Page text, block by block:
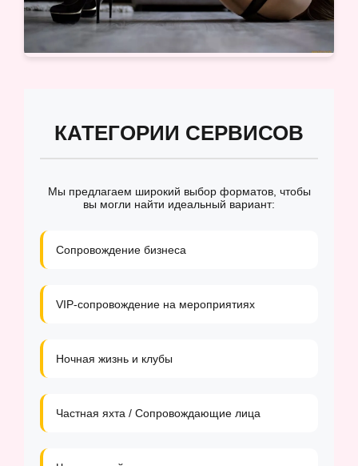
КАТЕГОРИИ СЕРВИСОВ
Мы предлагаем широкий выбор форматов, чтобы
вы могли найти идеальный вариант:
Сопровождение бизнеса
VIP-сопровождение на мероприятиях
Ночная жизнь и клубы
Частная яхта / Сопровождающие лица